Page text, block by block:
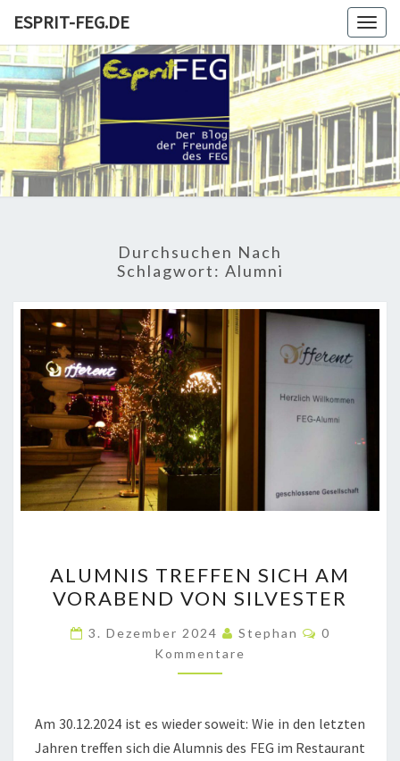
content
ESPRIT-FEG.DE
ESPRIT-
FEG.DE
Der Blog
Der
Freunde
Und
Förderer
Durchsuchen Nach
Schlagwort: Alumni
TREFFEN
SICH
AM
VORABEND
VON
ALUMNIS TREFFEN SICH AM
VORABEND VON SILVESTER
3. Dezember 2024 Stephan
0
Kommentare
Am 30.12.2024 ist es wieder soweit: Wie in den letzten
Jahren treffen sich die Alumnis des FEG im Restaurant